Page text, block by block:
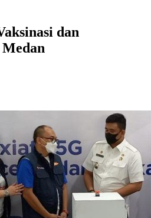
dan